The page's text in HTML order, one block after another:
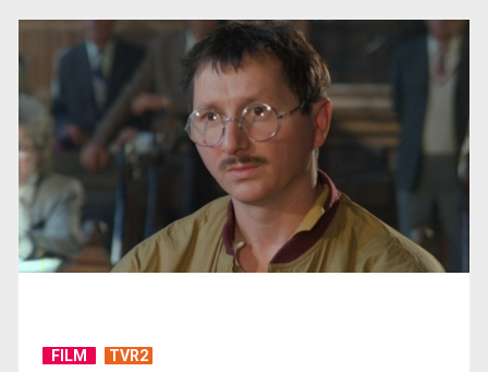
CONCACAF respinge planul FIFA de privatizare parțială a
activităților comerciale
FILM TVR2